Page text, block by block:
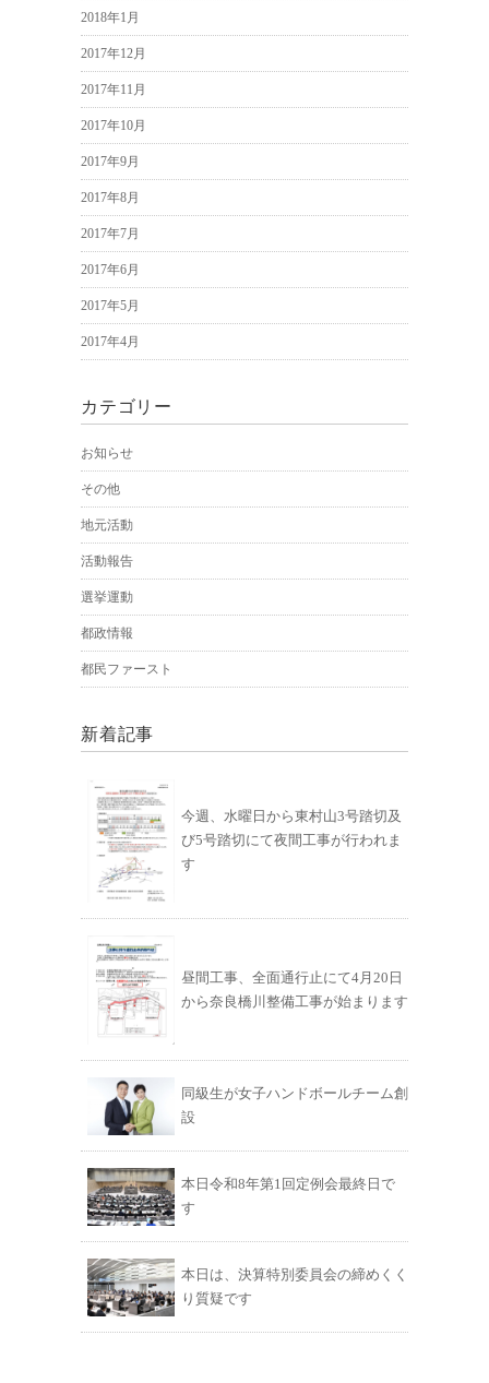
2018年1月
2017年12月
2017年11月
2017年10月
2017年9月
2017年8月
2017年7月
2017年6月
2017年5月
2017年4月
カテゴリー
お知らせ
その他
地元活動
活動報告
選挙運動
都政情報
都民ファースト
新着記事
今週、水曜日から東村山3号踏切及
び5号踏切にて夜間工事が行われま
す
昼間工事、全面通行止にて4月20日
から奈良橋川整備工事が始まります
同級生が女子ハンドボールチーム創
設
本日令和8年第1回定例会最終日で
す
本日は、決算特別委員会の締めくく
り質疑です